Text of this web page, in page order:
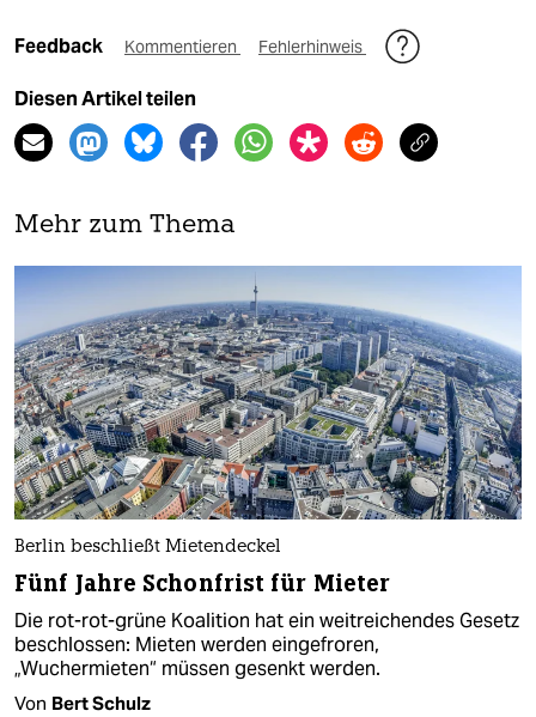
Feedback Kommentieren Fehlerhinweis
Diesen Artikel teilen
Mehr zum Thema
Berlin beschließt Mietendeckel
Fünf Jahre Schonfrist für Mieter
Die rot-rot-grüne Koalition hat ein weitreichendes Gesetz
beschlossen: Mieten werden eingefroren,
„Wuchermieten“ müssen gesenkt werden.
Von Bert Schulz